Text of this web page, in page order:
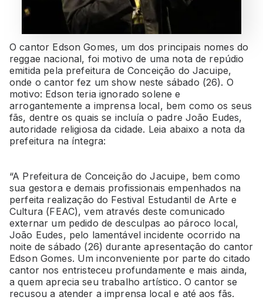
O cantor Edson Gomes, um dos principais nomes do
reggae nacional, foi motivo de uma nota de repúdio
emitida pela prefeitura de Conceição do Jacuipe,
onde o cantor fez um show neste sábado (26). O
motivo: Edson teria ignorado solene e
arrogantemente a imprensa local, bem como os seus
fãs, dentre os quais se incluía o padre João Eudes,
autoridade religiosa da cidade. Leia abaixo a nota da
prefeitura na íntegra:
“A Prefeitura de Conceição do Jacuipe, bem como
sua gestora e demais profissionais empenhados na
perfeita realização do Festival Estudantil de Arte e
Cultura (FEAC), vem através deste comunicado
externar um pedido de desculpas ao pároco local,
João Eudes, pelo lamentável incidente ocorrido na
noite de sábado (26) durante apresentação do cantor
Edson Gomes. Um inconveniente por parte do citado
cantor nos entristeceu profundamente e mais ainda,
a quem aprecia seu trabalho artístico. O cantor se
recusou a atender a imprensa local e até aos fãs.